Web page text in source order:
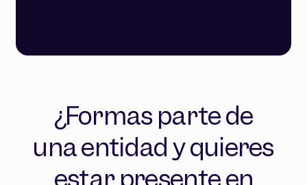
¿Formas parte de
una entidad y quieres